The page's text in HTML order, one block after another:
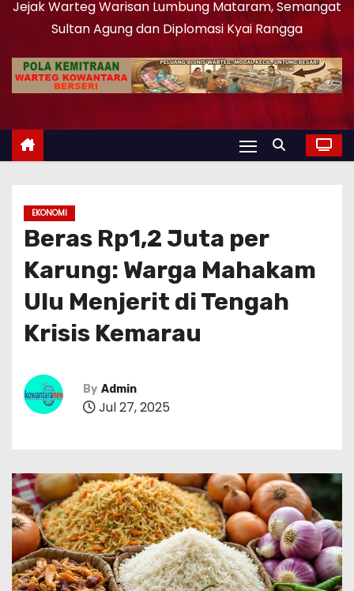
Jejak Warteg Warisan Lumbung Mataram, Semangat
Sultan Agung dan Diplomasi Kyai Rangga
EKONOMI
Beras Rp1,2 Juta per
Karung: Warga Mahakam
Ulu Menjerit di Tengah
Krisis Kemarau
By Admin
Jul 27, 2025